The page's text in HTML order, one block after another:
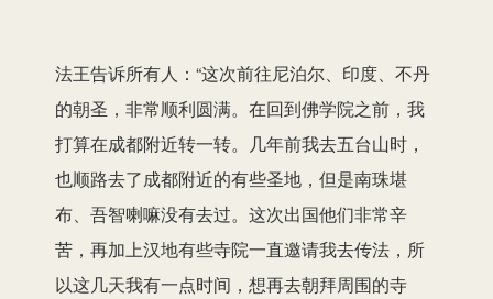
法王告诉所有人：“这次前往尼泊尔、印度、不丹
的朝圣，非常顺利圆满。在回到佛学院之前，我
打算在成都附近转一转。几年前我去五台山时，
也顺路去了成都附近的有些圣地，但是南珠堪
布、吾智喇嘛没有去过。这次出国他们非常辛
苦，再加上汉地有些寺院一直邀请我去传法，所
以这几天我有一点时间，想再去朝拜周围的寺